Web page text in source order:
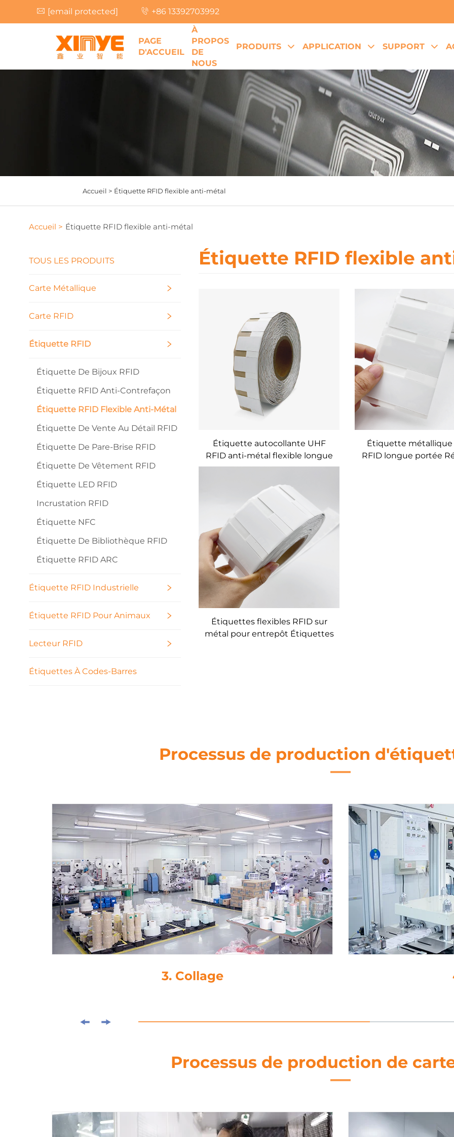
[email protected] +86 13392703992
PAGE
D'ACCUEIL
À
PROPOS
DE
NOUS
PRODUITS APPLICATION SUPPORT
Accueil > Étiquette RFID flexible anti-métal
Accueil > Étiquette RFID flexible anti-métal
TOUS LES PRODUITS
Carte Métallique
Carte RFID
Étiquette RFID
Étiquette De Bijoux RFID
Étiquette RFID Anti-Contrefaçon
Étiquette RFID Flexible Anti-Métal
Étiquette De Vente Au Détail RFID
Étiquette De Pare-Brise RFID
Étiquette De Vêtement RFID
Étiquette LED RFID
Incrustation RFID
Étiquette NFC
Étiquette De Bibliothèque RFID
Étiquette RFID ARC
Étiquette RFID Industrielle
Étiquette RFID Pour Animaux
Lecteur RFID
Étiquettes À Codes-Barres
Étiquette RFID flexible
Étiquette autocollante UHF
RFID anti-métal flexible longue
distance de haute qualité,
flexible sur étiquette
métallique pour la gestion des
actifs
Étiquette métallique
RFID longue portée
Étiquettes flexibles RFID sur
métal pour entrepôt Étiquettes
Processus de production
4. Découpe 5.
Processus de production de